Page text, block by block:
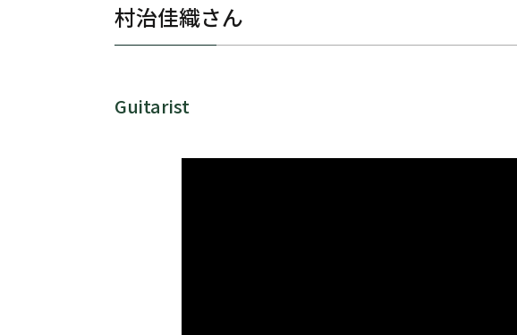
村治佳織さん
Guitarist